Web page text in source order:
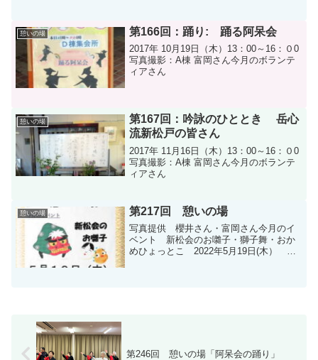
憩いの場 第166回：踊り: 踊る阿呆会
2017年 10月19日（木）13：00～16：０0
写真撮影：A棟 富岡さん今月のボランテ
ィアさん
憩いの場
第167回：吟詠のひととき 岳心
流新松戸の皆さん
2017年 11月16日（木）13：00～16：０0
写真撮影：A棟 富岡さん今月のボランテ
ィアさん
憩いの場 第217回 憩いの場
写真提供 櫻井さん・富岡さん今月のイ
ベント 新松会のお囃子・獅子舞・おか
めひょっとこ 2022年5月19日(木）
第246回 憩いの場「阿呆会の踊り」